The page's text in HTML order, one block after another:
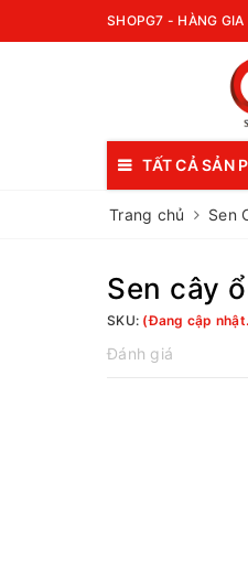
SHOPG7 - HÀNG
TẤT CẢ SẢN
Trang chủ Sen
Sen cây
SKU: (Đang cập
Đánh giá